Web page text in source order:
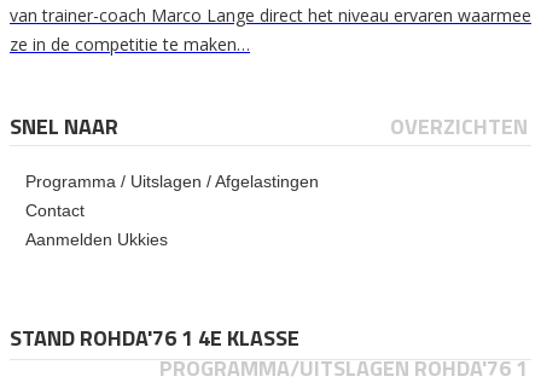
van trainer-coach Marco Lange direct het niveau ervaren waarmee
ze in de competitie te maken…
SNEL NAAR OVERZICHTEN
Programma / Uitslagen / Afgelastingen
Contact
Aanmelden Ukkies
STAND ROHDA'76 1 4E KLASSE
PROGRAMMA/UITSLAGEN ROHDA'76 1